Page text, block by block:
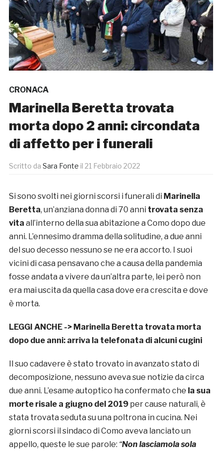
CRONACA
Marinella Beretta trovata
morta dopo 2 anni: circondata
di affetto per i funerali
Scritto da Sara Fonte il 21 Febbraio 2022
Si sono svolti nei giorni scorsi i funerali di Marinella
Beretta, un’anziana donna di 70 anni trovata senza
vita all’interno della sua abitazione a Como dopo due
anni. L’ennesimo dramma della solitudine, a due anni
del suo decesso nessuno se ne era accorto. I suoi
vicini di casa pensavano che a causa della pandemia
fosse andata a vivere da un’altra parte, lei però non
era mai uscita da quella casa dove era crescita e dove
è morta.
LEGGI ANCHE -> Marinella Beretta trovata morta
dopo due anni: arriva la telefonata di alcuni cugini
Il suo cadavere è stato trovato in avanzato stato di
decomposizione, nessuno aveva sue notizie da circa
due anni. L’esame autoptico ha confermato che la sua
morte risale a giugno del 2019per cause naturali, è
stata trovata seduta su una poltrona in cucina. Nei
giorni scorsi il sindaco di Como aveva lanciato un
appello, queste le sue parole: “Non lasciamola sola